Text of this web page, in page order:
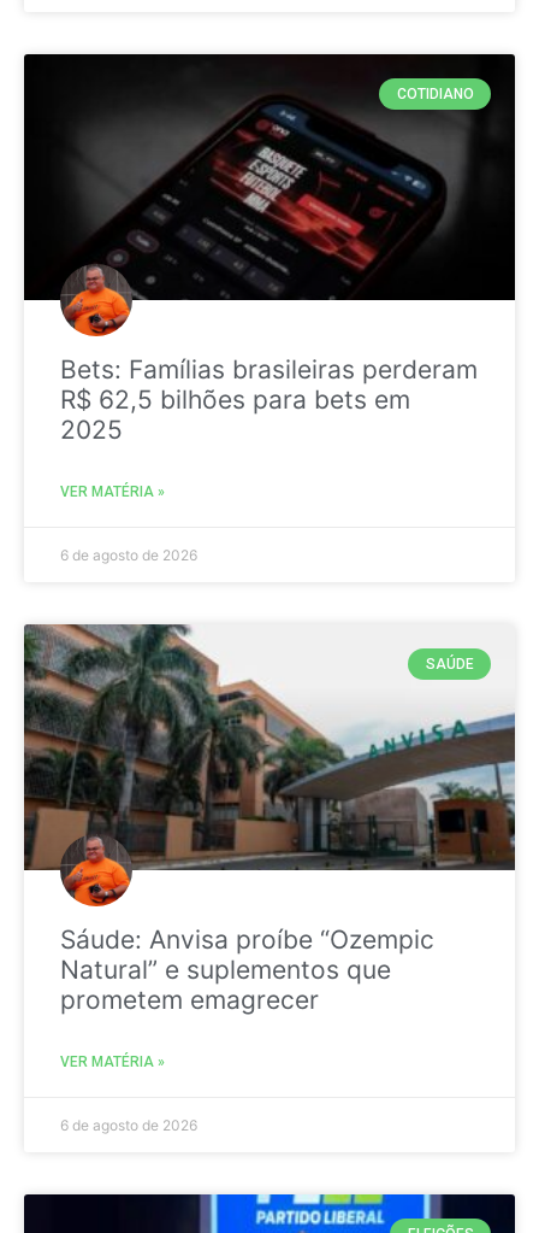
COTIDIANO
Bets: Famílias brasileiras perderam
R$ 62,5 bilhões para bets em
2025
VER MATÉRIA »
6 de agosto de 2026
SAÚDE
Sáude: Anvisa proíbe “Ozempic
Natural” e suplementos que
prometem emagrecer
VER MATÉRIA »
6 de agosto de 2026